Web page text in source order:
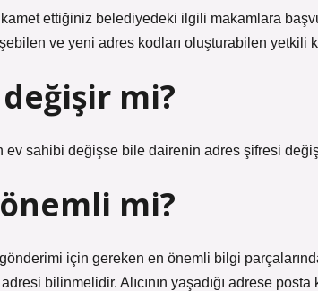
ettiğiniz belediyedeki ilgili makamlara
ve yeni adres kodları oluşturabilen yetkili
mi?
ev sahibi değişse bile dairenin adres şifresi
mi?
için gereken en önemli bilgi
bilinmelidir. Alıcının yaşadığı adrese